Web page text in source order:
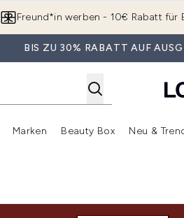
Freund*in werben - 10€ Rabatt für
BIS ZU 30% RABATT AUF
Untermenü Anmelden (Sommer Shop)
Untermenü Anmelden (SALE) Untermenü Anmelden (Geschenke)
Marken
Untermenü
Beauty Box Neu &